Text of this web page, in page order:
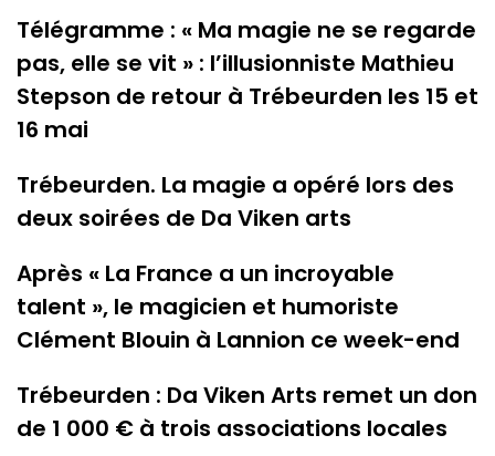
Télégramme : « Ma magie ne se regarde
pas, elle se vit » : l’illusionniste Mathieu
Stepson de retour à Trébeurden les 15 et
16 mai
Trébeurden. La magie a opéré lors des
deux soirées de Da Viken arts
Après « La France a un incroyable
talent », le magicien et humoriste
Clément Blouin à Lannion ce week-end
Trébeurden : Da Viken Arts remet un don
de 1 000 € à trois associations locales